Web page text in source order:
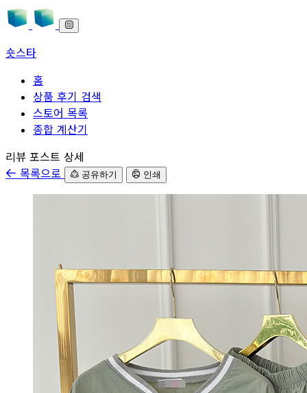
숏스타
홈
상품 후기 검색
스토어 목록
종합 계산기
본문으로 바로가기
리뷰 포스트 상세
목록으로
공유하기 인쇄